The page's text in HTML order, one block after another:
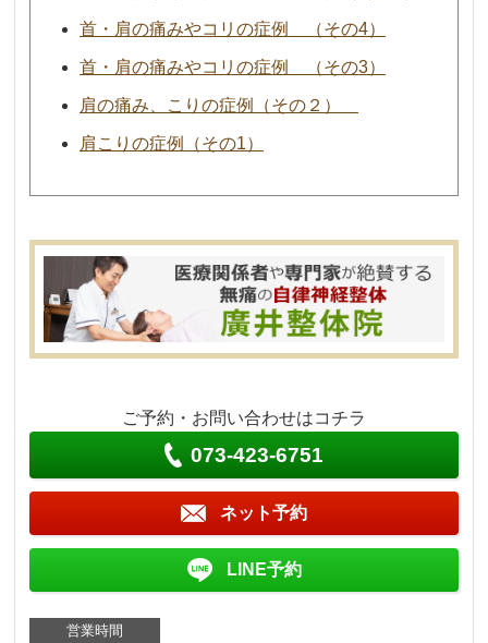
首・肩の痛みやコリの症例 （その4）
首・肩の痛みやコリの症例 （その3）
肩の痛み、こりの症例（その２）
肩こりの症例（その1）
ご予約・お問い合わせはコチラ
073-423-6751
ネット予約
LINE予約
営業時間